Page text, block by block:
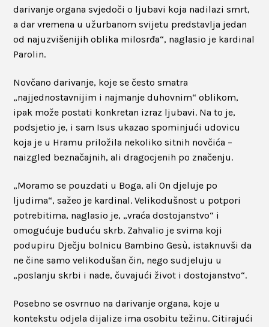
darivanje organa svjedoči o ljubavi koja nadilazi smrt,
a dar vremena u užurbanom svijetu predstavlja jedan
od najuzvišenijih oblika milosrđa“, naglasio je kardinal
Parolin.
Novčano darivanje, koje se često smatra
„najjednostavnijim i najmanje duhovnim“ oblikom,
ipak može postati konkretan izraz ljubavi. Na to je,
podsjetio je, i sam Isus ukazao spominjući udovicu
koja je u Hramu priložila nekoliko sitnih novčića –
naizgled beznačajnih, ali dragocjenih po značenju.
„Moramo se pouzdati u Boga, ali On djeluje po
ljudima“, sažeo je kardinal. Velikodušnost u potpori
potrebitima, naglasio je, „vraća dostojanstvo“ i
omogućuje buduću skrb. Zahvalio je svima koji
podupiru Dječju bolnicu Bambino Gesù, istaknuvši da
ne čine samo velikodušan čin, nego sudjeluju u
„poslanju skrbi i nade, čuvajući život i dostojanstvo“.
Posebno se osvrnuo na darivanje organa, koje u
kontekstu odjela dijalize ima osobitu težinu. Citirajući